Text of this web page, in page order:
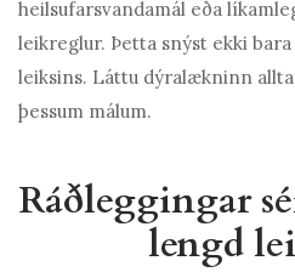
heilsufarsvandamál eða
leikreglur. Þetta snýst ekki
leiksins. Láttu dýralækninn
þessum málum.
Ráðleggingar
lengd